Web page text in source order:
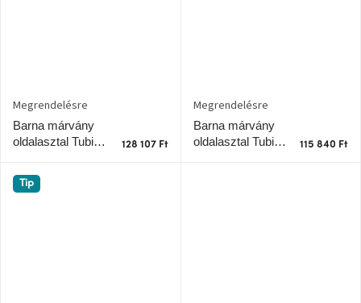
Fedezze
fel
sötét
oldalát
Kis
részlet,
Barna márvány
oldalasztal Tubio
Megrendelésre
128 107 Ft
Barna márvány
oldalasztal Tubio
Megrendelésre
115 840 Ft
Tip